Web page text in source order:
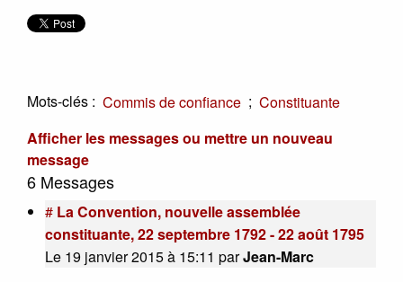
Mots-clés : Commis de confiance ; Constituante
Afficher les messages ou mettre un nouveau
message
6 Messages
# La Convention, nouvelle assemblée
constituante, 22 septembre 1792 - 22 août 1795
Le 19 janvier 2015 à 15:11 parJean-Marc